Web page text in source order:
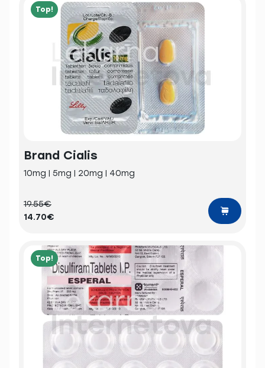
Top!
Brand Cialis
10mg | 5mg | 20mg | 40mg
19.55€
14.70€
Top!